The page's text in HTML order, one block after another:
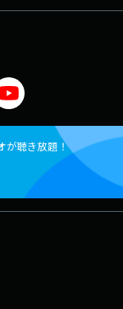
タグは「#文化放
公式LINEは
が聴き放題！